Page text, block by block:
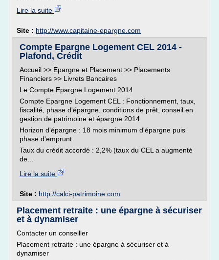
Lire la suite
Site : http://www.capitaine-epargne.com
Compte Epargne Logement CEL 2014 -
Plafond, Crédit
Accueil >> Epargne et Placement >> Placements
Financiers >> Livrets Bancaires
Le Compte Epargne Logement 2014
Compte Epargne Logement CEL : Fonctionnement, taux,
fiscalité, phase d'épargne, conditions de prêt, conseil en
gestion de patrimoine et épargne 2014
Horizon d'épargne : 18 mois minimum d'épargne puis
phase d'emprunt
Taux du crédit accordé : 2,2% (taux du CEL a augmenté
de...
Lire la suite
Site : http://calci-patrimoine.com
Placement retraite : une épargne à sécuriser
et à dynamiser
Contacter un conseiller
Placement retraite : une épargne à sécuriser et à
dynamiser